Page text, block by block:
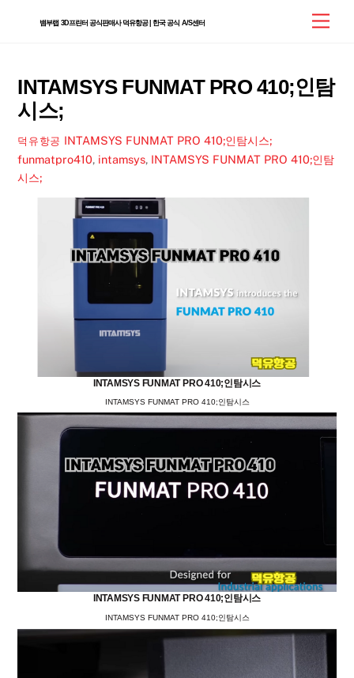
뱀부랩 3D프린터 공식판매사 덕유항공 | 한국 공식 A/S센터
INTAMSYS FUNMAT PRO 410;인탐
시스;
덕유항공 INTAMSYS FUNMAT PRO 410;인탐시스;
funmatpro410, intamsys, INTAMSYS FUNMAT PRO 410;인탐
시스;
INTAMSYS FUNMAT PRO 410;인탐시스
INTAMSYS FUNMAT PRO 410;인탐시스
INTAMSYS FUNMAT PRO 410;인탐시스
INTAMSYS FUNMAT PRO 410;인탐시스